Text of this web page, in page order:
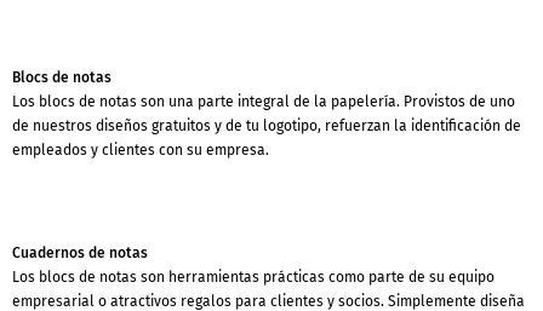
Blocs de notas
Los blocs de notas son una parte integral de la papelería. Provistos de uno
de nuestros diseños gratuitos y de tu logotipo, refuerzan la identificación de
empleados y clientes con su empresa.
Cuadernos de notas
Los blocs de notas son herramientas prácticas como parte de su equipo
empresarial o atractivos regalos para clientes y socios. Simplemente diseña